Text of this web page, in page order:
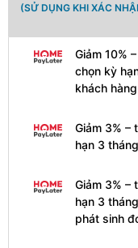
(SỬ DỤNG KHI XÁC
Giảm 10%
chọn kỳ
khách
Giảm 3% –
hạn 3
Giảm 3% –
hạn 3
phát sinh